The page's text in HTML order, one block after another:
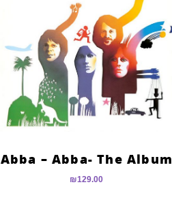
Abba – Abba- The Album
₪129.00